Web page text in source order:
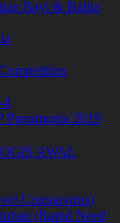
Bayi & Balita
4
Pneumonia 2019
AWAL
Coronavirus)
(Rapid Need